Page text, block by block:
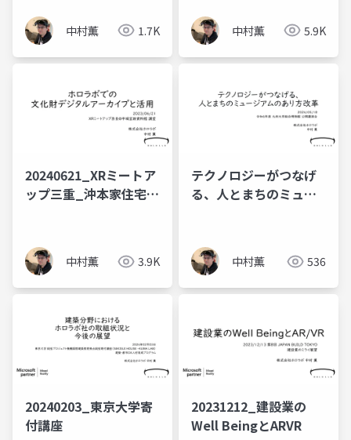
(20241206_建築学会情
報シンポ)中村薫 1.7K 中村薫 5.9K
20240621_XRミートア
ップ三重_沖本家住宅デ
中村薫 3.9K
テクノロジーがつなげ
る、人とまちのミュー
中村薫 536
20240203_東京大学寄
付講座
20231212_建設業の
Well BeingとARVR